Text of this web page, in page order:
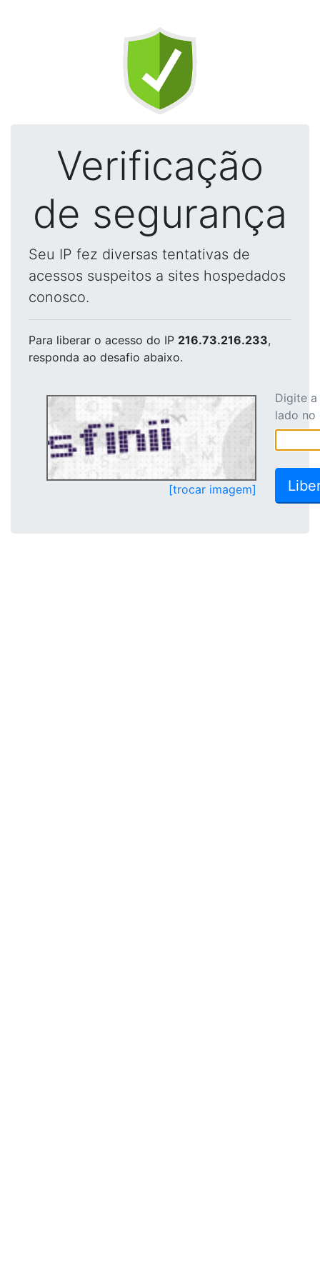
Verificação
de segurança
Seu IP fez diversas tentativas de
acessos suspeitos a sites hospedados
conosco.
Para liberar o acesso do IP 216.73.216.233,
responda ao desafio abaixo.
[trocar imagem]
Digite
lado no